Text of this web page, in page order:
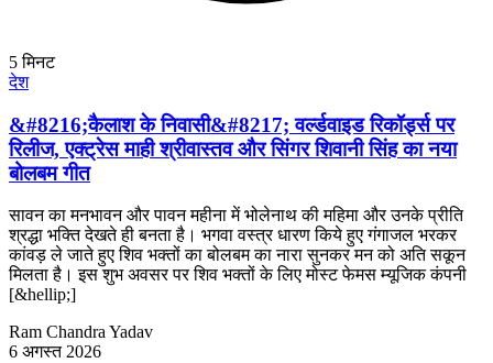
5मिनट
देश
&#8216;कैलाश के निवासी&#8217; वर्ल्डवाइड रिकॉर्ड्स पर
रिलीज, एक्ट्रेस माही श्रीवास्तव और सिंगर शिवानी सिंह का नया
बोलबम गीत
सावन का मनभावन और पावन महीना में भोलेनाथ की महिमा और उनके प्रीति
श्रद्धा भक्ति देखते ही बनता है। भगवा वस्त्र धारण किये हुए गंगाजल भरकर
कांवड़ ले जाते हुए शिव भक्तों का बोलबम का नारा सुनकर मन को अति सकून
मिलता है। इस शुभ अवसर पर शिव भक्तों के लिए मोस्ट फेमस म्यूजिक कंपनी
[&hellip;]
Ram Chandra Yadav
6 अगस्त 2026